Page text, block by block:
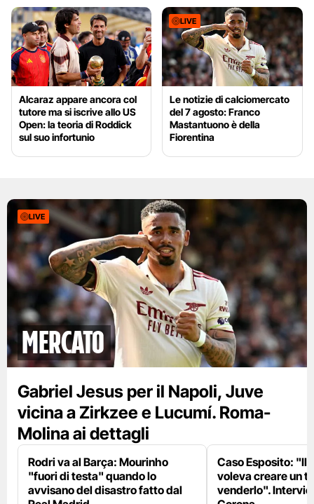
Alcaraz appare ancora col
tutore ma si iscrive allo US
Open: la teoria di Roddick
sul suo infortunio
LIVE
Le notizie di calciomercato
del 7 agosto: Franco
Mastantuono è della
Fiorentina
LIVE
mercato
Gabriel Jesus per il Napoli, Juve
vicina a Zirkzee e Lucumí. Roma-
Molina ai dettagli
Rodri va al Barça: Mourinho
"fuori di testa" quando lo
avvisano del disastro fatto dal
Caso Esposito: "Il
voleva creare un
venderlo".